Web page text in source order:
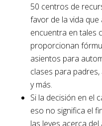
50 centros de
favor de la vida
encuentra en tales
proporcionan
asientos para
clases para
y más.
Si la decisión en el
eso no significa el
las leyes acerca